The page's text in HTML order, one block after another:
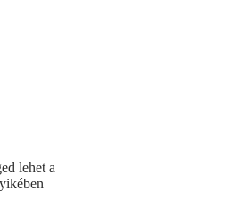
lehet a